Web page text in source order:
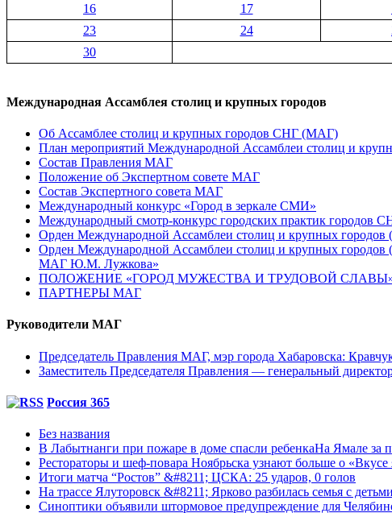
16
17
23
24
30
Международная Ассамблея столиц и крупных городов
Об Ассамблее столиц и крупных городов СНГ (МАГ)
План мероприятий Международной Ассамблеи столиц и
Состав Правления МАГ
Положение об Экспертном совете МАГ
Состав Экспертного совета МАГ
Международный конкурс «Город в зеркале СМИ»
Международный смотр-конкурс городских практик городов
Орден Международной Ассамблеи столиц и крупных городов
Орден Международной Ассамблеи столиц и крупных городов
МАГ Ю.М. Лужкова»
ПОЛОЖЕНИЕ «ГОРОД МУЖЕСТВА И ТРУДОВОЙ СЛАВЫ»
ПАРТНЕРЫ МАГ
Руководители МАГ
Председатель Правления МАГ, мэр города Хабаровска:
Заместитель Председателя Правления — генеральный
Россия 365
Без названия
В Лабытнанги при пожаре в доме спасли ребенкаНа Ямале за
Рестораторы и шеф-повара Ноябрьска узнают больше о «Вкусе
Итоги матча “Ростов” &#8211; ЦСКА: 25 ударов, 0 голов
На трассе Ялуторовск &#8211; Ярково разбилась семья с
Синоптики объявили штормовое предупреждение для